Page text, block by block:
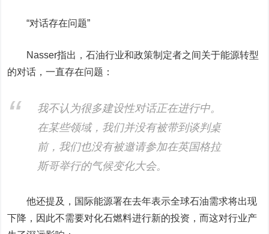
“对话存在问题”
Nasser指出，石油行业和政策制定者之间关于能源转型
的对话，一直存在问题：
我不认为很多建设性对话正在进行中。
在某些领域，我们并没有被带到谈判桌
前，我们也没有被邀请参加在英国格拉
斯哥举行的气候变化大会。
他还提及，国际能源署在去年表示全球石油需求将出现
下降，因此不需要对化石燃料进行新的投资，而这对行业产